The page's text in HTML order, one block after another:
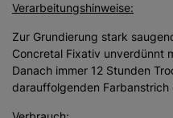
Verarbeitungshinweise:
Zur Grundierung stark
Concretal Fixativ unverdünnt
Danach immer 12 Stunden
darauffolgenden Farbanstrich